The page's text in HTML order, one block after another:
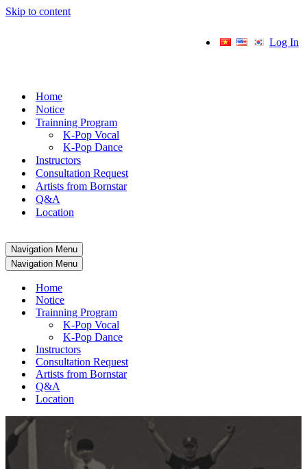
Skip to content
Log In
Home
Notice
Trainning Program
K-Pop Vocal
K-Pop Dance
Instructors
Consultation Request
Artists from Bornstar
Q&A
Location
Navigation Menu
Navigation Menu
Home
Notice
Trainning Program
K-Pop Vocal
K-Pop Dance
Instructors
Consultation Request
Artists from Bornstar
Q&A
Location